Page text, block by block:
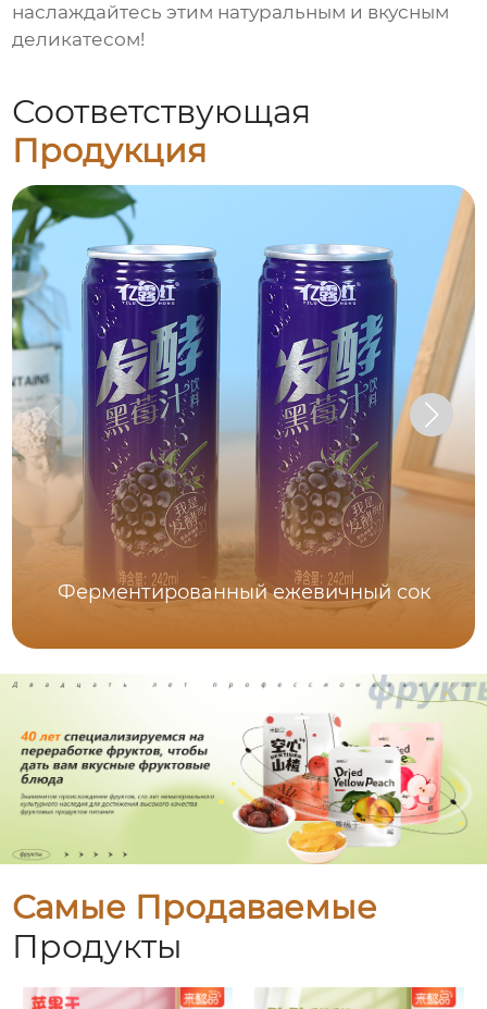
наслаждайтесь этим натуральным и вкусным
деликатесом!
Соответствующая
Продукция
Ферментированный ежевичный сок
Самые Продаваемые
Продукты